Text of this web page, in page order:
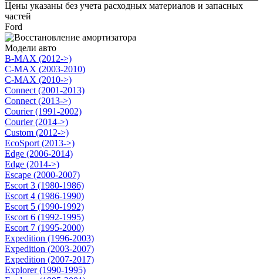
Цены указаны без учета расходных материалов и запасных
частей
Ford
Модели авто
B-MAX (2012->)
C-MAX (2003-2010)
C-MAX (2010->)
Connect (2001-2013)
Connect (2013->)
Courier (1991-2002)
Courier (2014->)
Custom (2012->)
EcoSport (2013->)
Edge (2006-2014)
Edge (2014->)
Escape (2000-2007)
Escort 3 (1980-1986)
Escort 4 (1986-1990)
Escort 5 (1990-1992)
Escort 6 (1992-1995)
Escort 7 (1995-2000)
Expedition (1996-2003)
Expedition (2003-2007)
Expedition (2007-2017)
Explorer (1990-1995)